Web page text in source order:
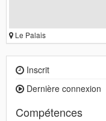
Le Palais
Inscrit
Dernière connexion
Compétences